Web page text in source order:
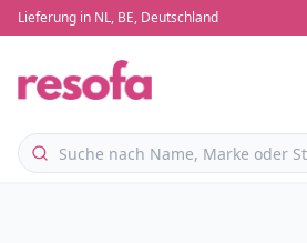
Lieferung in NL, BE, Deutschland